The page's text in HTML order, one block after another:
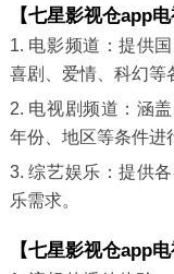
【七星影视仓app电
1. 电影频道：提供
喜剧、爱情、科幻等
2. 电视剧频道：涵
年份、地区等条件进
3. 综艺娱乐：提供
乐需求。
【七星影视仓app电